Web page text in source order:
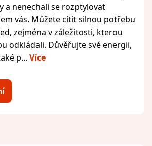
a nenechali se rozptylovat
vás. Můžete cítit silnou potřebu
zejména v záležitosti, kterou
odkládali. Důvěřujte své energii,
p... Více